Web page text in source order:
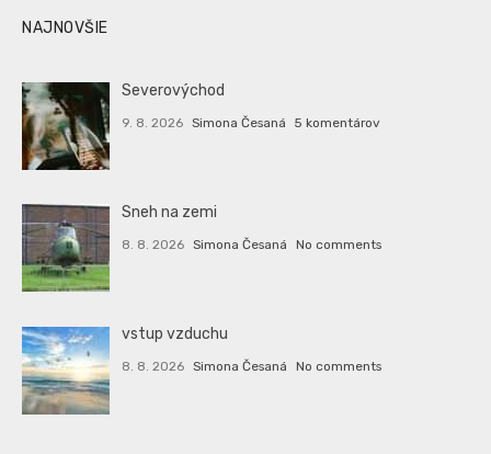
NAJNOVŠIE
Severovýchod
9. 8. 2026 Simona Česaná 5 komentárov
Sneh na zemi
8. 8. 2026 Simona Česaná No comments
vstup vzduchu
8. 8. 2026 Simona Česaná No comments